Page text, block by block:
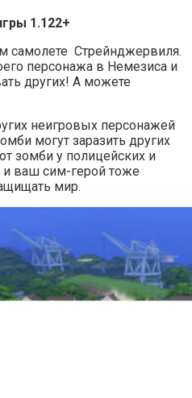
1.122+
самолете Стрейнджервиля.
персонажа в Немезиса и
других! А можете
неигровых персонажей
могут заразить других
зомби у полицейских и
ваш сим-герой тоже
мир.